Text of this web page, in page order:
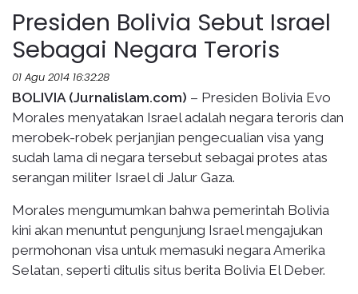
Presiden Bolivia Sebut Israel
Sebagai Negara Teroris
01 Agu 2014 16:32:28
BOLIVIA (Jurnalislam.com) – Presiden Bolivia Evo
Morales menyatakan Israel adalah negara teroris dan
merobek-robek perjanjian pengecualian visa yang
sudah lama di negara tersebut sebagai protes atas
serangan militer Israel di Jalur Gaza.
Morales mengumumkan bahwa pemerintah Bolivia
kini akan menuntut pengunjung Israel mengajukan
permohonan visa untuk memasuki negara Amerika
Selatan, seperti ditulis situs berita Bolivia El Deber.